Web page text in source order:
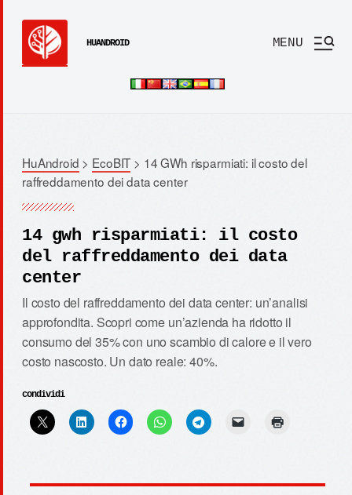
HUANDROID MENU
HuAndroid > EcoBIT > 14 GWh risparmiati: il costo del
raffreddamento dei data center
14 gwh risparmiati: il costo
del raffreddamento dei data
center
Il costo del raffreddamento dei data center: un’analisi
approfondita. Scopri come un’azienda ha ridotto il
consumo del 35% con uno scambio di calore e il vero
costo nascosto. Un dato reale: 40%.
condividi